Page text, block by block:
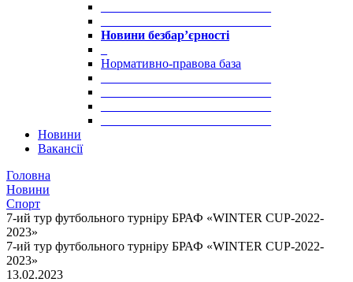
Новини безбар’єрності
Нормативно-правова база
Новини
Вакансії
Головна
Новини
Спорт
7-ий тур футбольного турніру БРАФ «WINTER CUP-2022-
2023»
7-ий тур футбольного турніру БРАФ «WINTER CUP-2022-
2023»
13.02.2023